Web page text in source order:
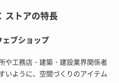
ストアの特長
ブショップ
や工務店・建築・建設業界関係者
いように、空間づくりのアイテム